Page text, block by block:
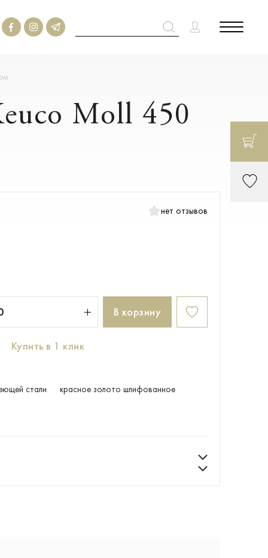
Moll 450
нет отзывов
В корзину
Купить в 1 клик
стали красное золото шлифованное